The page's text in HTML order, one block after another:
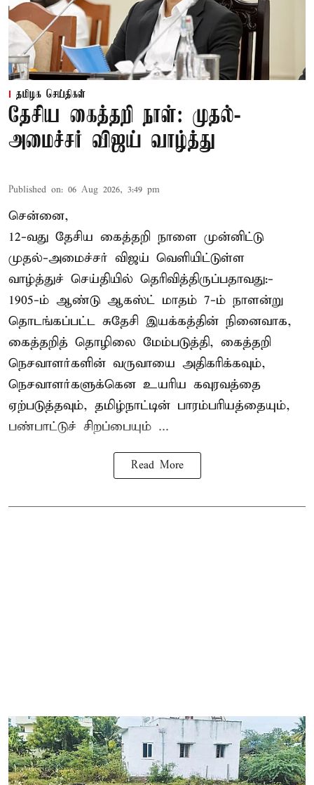
தமிழக செய்திகள்
தேசிய கைத்தறி நாள்: முதல்-
அமைச்சர் விஜய் வாழ்த்து
Published on: 06 Aug 2026, 3:49 pm
சென்னை,
12-வது தேசிய கைத்தறி நாளை முன்னிட்டு
முதல்-அமைச்சர் விஜய் வெளியிட்டுள்ள
வாழ்த்துச் செய்தியில் தெரிவித்திருப்பதாவது:-
1905-ம் ஆண்டு ஆகஸ்ட் மாதம் 7-ம் நாளன்று
தொடங்கப்பட்ட சுதேசி இயக்கத்தின் நினைவாக,
கைத்தறித் தொழிலை மேம்படுத்தி, கைத்தறி
நெசவாளர்களின் வருவாயை அதிகரிக்கவும்,
நெசவாளர்களுக்கென உயரிய கவுரவத்தை
ஏற்படுத்தவும், தமிழ்நாட்டின் பாரம்பரியத்தையும்,
பண்பாட்டுச் சிறப்பையும் ...
Read More